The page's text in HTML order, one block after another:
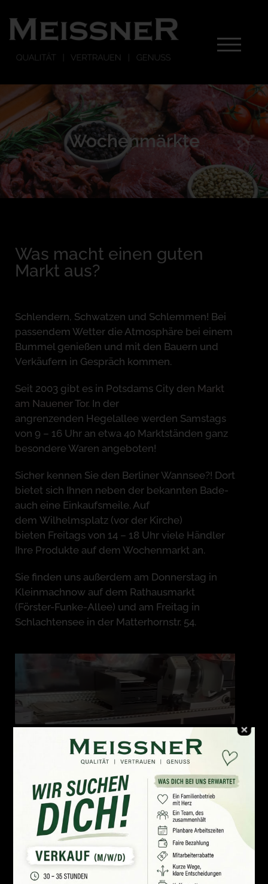
Toggle
Wochenmärkte
Was macht einen guten
Markt aus?
Schlendern, Schwatzen und Schlemmen! Bei
passendem Wetter die Atmosphäre bei einem
Bummel genießen und mit den Bauern und
Verkäufern in Gespräch kommen.
Seit 2003 gibt es in Potsdams City den Markt
am Nauener Tor. In der
angrenzenden Hegelallee werden Samstags
von 9 – 16 Uhr an etwa 40 Marktständen ganz
besondere Waren angeboten!
Sicher kennen Sie den Berliner Wannsee?! Dort
bietet sich Ihnen neben der bekannten Bade-
auch eine Einkaufsmeile. Auf
dem Wilhelmsplatz (vor der Kirche)
bieten Freitags von 14 – 18 Uhr viele Händler
Ihre Produkte auf dem Wochenmarkt an.
Sie finden uns außerdem am Donnerstag in
Kleinmachnow auf dem Rathausmarkt
(Förster-Funke-Allee) und am Freitag in
Schlachtensee in der Matterhornstr. 54.